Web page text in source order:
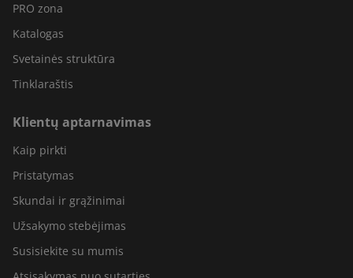
PRO zona
Katalogas
Svetainės struktūra
Tinklaraštis
Klientų aptarnavimas
Kaip pirkti
Pristatymas
Skundai ir grąžinimai
Užsakymo stebėjimas
Susisiekite su mumis